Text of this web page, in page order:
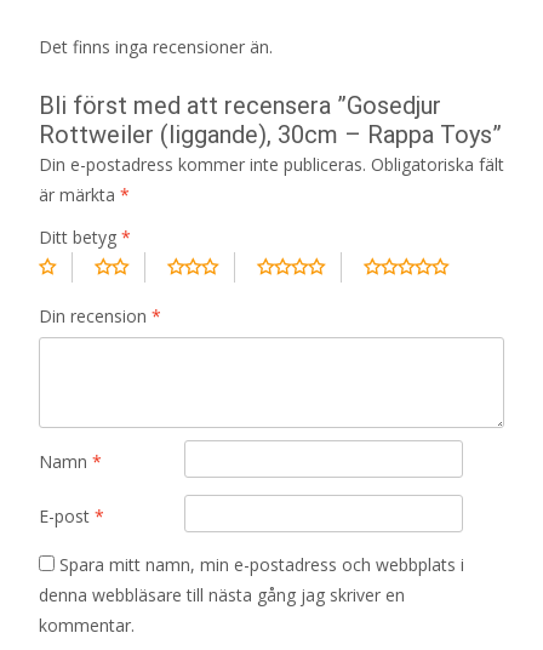
Det finns inga recensioner än.
Bli först med att recensera ”Gosedjur
Rottweiler (liggande), 30cm – Rappa Toys”
Din e-postadress kommer inte publiceras. Obligatoriska fält
är märkta *
Ditt betyg *
Din recension *
Namn *
E-post *
Spara mitt namn, min e-postadress och webbplats i
denna webbläsare till nästa gång jag skriver en
kommentar.